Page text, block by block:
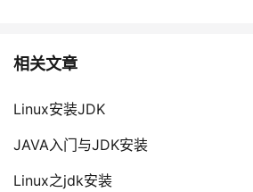
相关文章
Linux安装JDK
JAVA入门与JDK安装
Linux之jdk安装